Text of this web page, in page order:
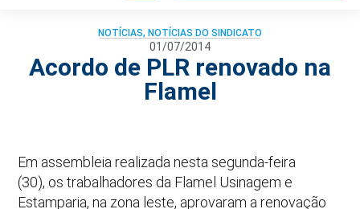
NOTÍCIAS, NOTÍCIAS DO SINDICATO
01/07/2014
Acordo de PLR renovado na
Flamel
Em assembleia realizada nesta segunda-feira
(30), os trabalhadores da Flamel Usinagem e
Estamparia, na zona leste, aprovaram a renovação